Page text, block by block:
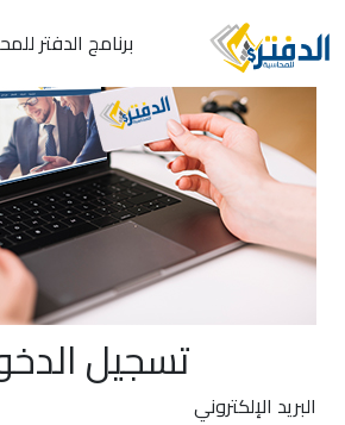
برنامج الدفتر
تسجيل
البريد الإلكتروني